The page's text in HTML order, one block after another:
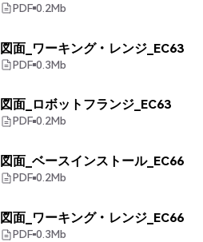
PDF 0.2Mb
図面_ワーキング・レンジ_EC63
PDF 0.3Mb
図面_ロボットフランジ_EC63
PDF 0.2Mb
図面_ベースインストール_EC66
PDF 0.2Mb
図面_ワーキング・レンジ_EC66
PDF 0.3Mb